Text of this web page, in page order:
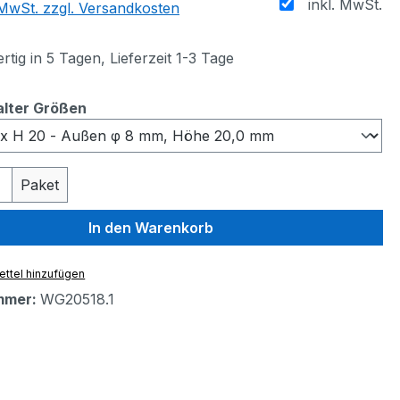
inkl. MwSt.
zzgl. Versandkosten
in 5 Tagen, Lieferzeit 1-3 Tage
Größen
Anzahl: Gib den gewünschten Wert
Paket
In den Warenkorb
hinzufügen
WG20518.1